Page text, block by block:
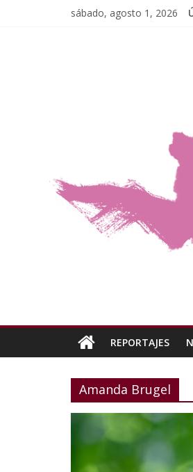
sábado, agosto 1, 2026
REPORTAJES
Amanda Brugel